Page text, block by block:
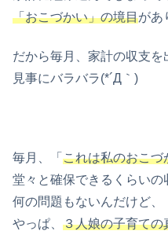
「おこづかい」の境目があ
だから毎月、家計の収支を
見事にバラバラ(*´Д｀)
毎月、「 これは私のおこづ
堂々と確保できるくらいの
何の問題もないんだけど、
やっぱ、 ３人娘の子育ての